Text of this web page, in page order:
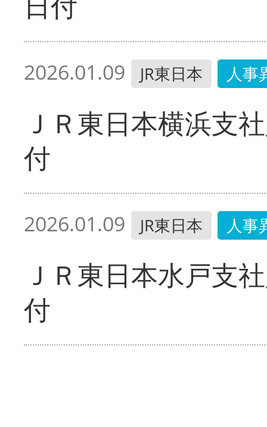
2026.01.09 JR東日本 人事
ＪＲ東日本横浜支
付
2026.01.09 JR東日本 人事
ＪＲ東日本水戸支
付